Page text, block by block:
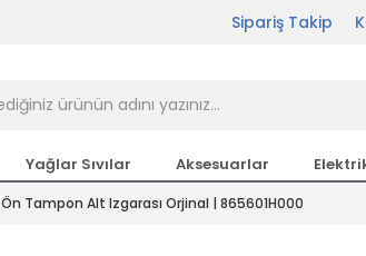
Sipariş Takip
Yağlar Sıvılar Aksesuarlar
Ön Tampon Alt Izgarası Orjinal | 865601H000